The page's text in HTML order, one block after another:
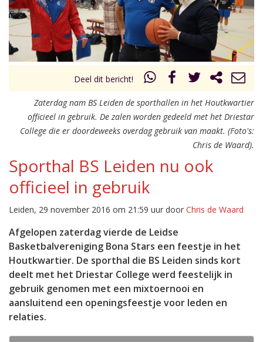
Inklappen
Deel dit bericht!
Zaterdag nam BS Leiden de sporthallen in het Houtkwartier
officieel in gebruik. De zalen worden gedeeld met het Driestar
College die er doordeweeks overdag gebruik van maakt. (Foto's:
Chris de Waard).
Sporthal BS Leiden nu ook
officieel in gebruik
Leiden, 29 november 2016 om 21:59 uur door Chris de Waard
Afgelopen zaterdag vierde de Leidse
Basketbalvereniging Bona Stars een feestje in het
Houtkwartier. De sporthal die BS Leiden sinds kort
deelt met het Driestar College werd feestelijk in
gebruik genomen met een mixtoernooi en
aansluitend een openingsfeestje voor leden en
relaties.